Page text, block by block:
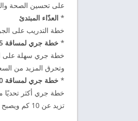
على تحسين الصحة
* العدّاء المبتدئ
خطة التدريب على
* خطة جري لمساقة 5 كم
وتحرق المزيد من
* خطة جري لمساقة 10 كم
خطة جري أكثر تحديًا
تزيد عن 10 كم ويصبح جسمك أقوى!